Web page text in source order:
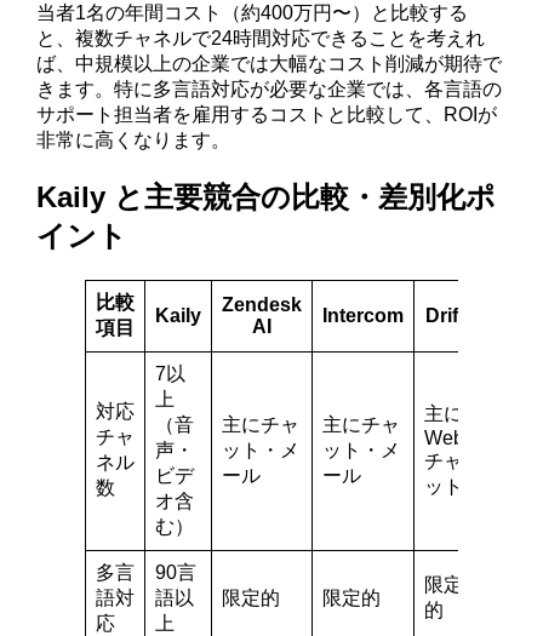
当者1名の年間コスト（約400万円〜）と比較する
と、複数チャネルで24時間対応できることを考えれ
ば、中規模以上の企業では大幅なコスト削減が期待で
きます。特に多言語対応が必要な企業では、各言語の
サポート担当者を雇用するコストと比較して、ROIが
非常に高くなります。
Kaily と主要競合の比較・差別化ポ
イント
比較
項目
Kaily
Zendesk
AI
Intercom Drift
対応
チャ
ネル
数
7以
上
（音
声・
ビデ
オ含
む）
主にチャ
ット・メ
ール
主にチャ
ット・メ
ール
主に
Web
チャ
ット
多言
語対
応
90言
語以
上
限定的 限定的
限定
的